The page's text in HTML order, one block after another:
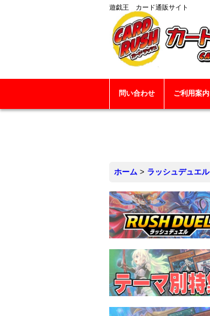
遊戯王 カード通販サイト
問い合わせ ご利用案内
ホーム > ラッシュデュエル